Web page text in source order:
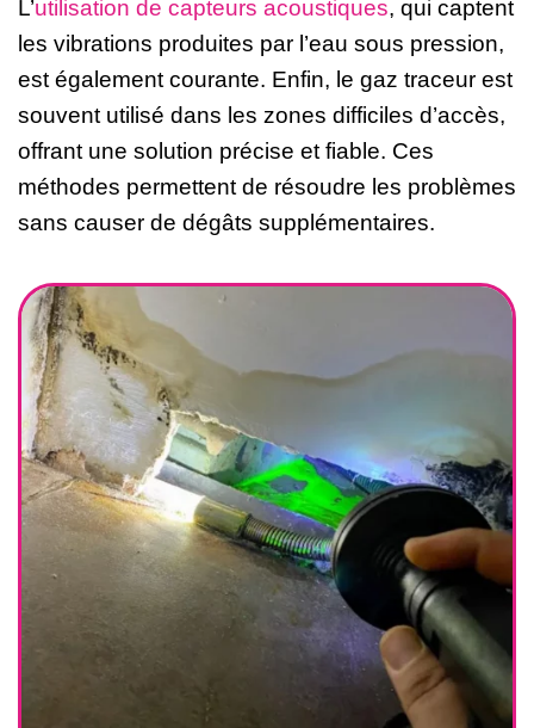
L’utilisation de capteurs acoustiques, qui captent
les vibrations produites par l’eau sous pression,
est également courante. Enfin, le gaz traceur est
souvent utilisé dans les zones difficiles d’accès,
offrant une solution précise et fiable. Ces
méthodes permettent de résoudre les problèmes
sans causer de dégâts supplémentaires.